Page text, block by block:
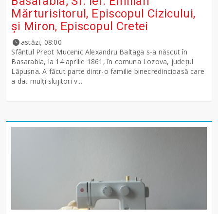
Mărturisitorul, Episcopul Cizicului,
şi Miron, Episcopul Cretei
astăzi, 08:00
Sfântul Preot Mucenic Alexandru Baltaga s-a născut în
Basarabia, la 14 aprilie 1861, în comuna Lozova, județul
Lăpușna. A făcut parte dintr-o familie binecredincioasă care
a dat mulți slujitori v...